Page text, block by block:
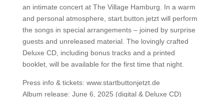
an intimate concert at The Village Hamburg. In a warm
and personal atmosphere, start.button.jetzt will perform
the songs in special arrangements – joined by surprise
guests and unreleased material. The lovingly crafted
Deluxe CD, including bonus tracks and a printed
booklet, will be available for the first time that night.
Press info & tickets: www.startbuttonjetzt.de
Album release: June 6, 2025 (digital & Deluxe CD)